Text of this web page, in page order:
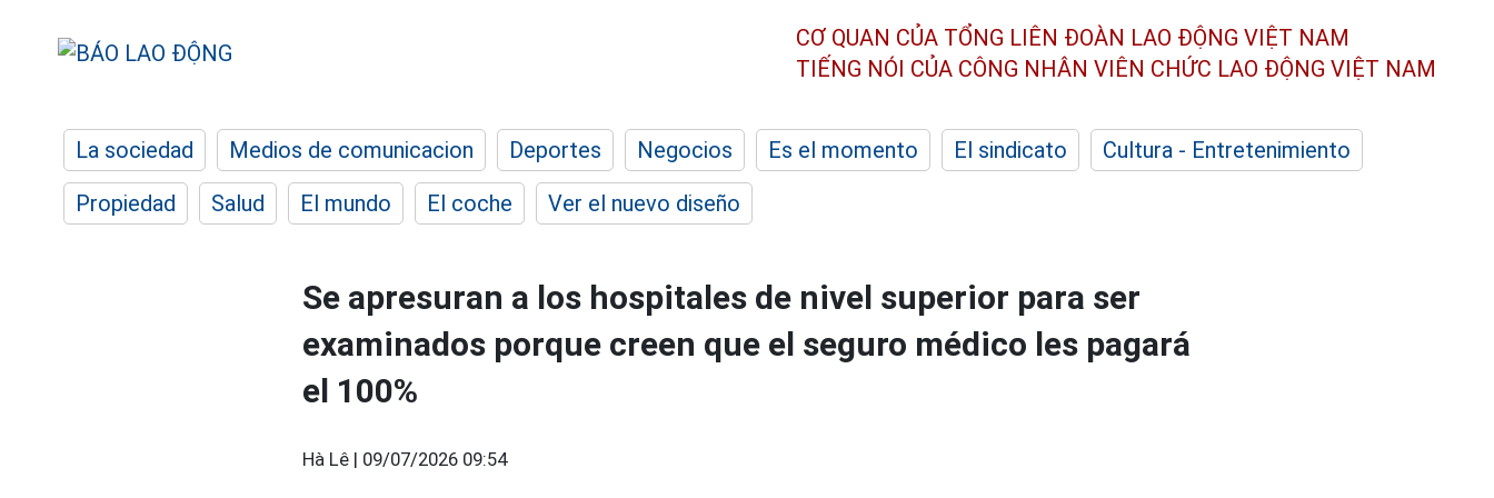
CƠ QUAN CỦA TỔNG LIÊN ĐOÀN LAO ĐỘNG VIỆT NAM
TIẾNG NÓI CỦA CÔNG NHÂN VIÊN CHỨC LAO ĐỘNG VIỆT NAM
La sociedad Medios de comunicacion Deportes Negocios Es el momento El sindicato
Cultura - Entretenimiento
Propiedad
Salud El mundo El coche Ver el nuevo diseño
Se apresuran a los hospitales de nivel superior para ser
examinados porque creen que el seguro médico les pagará
el 100%
Hà Lê | 09/07/2026 09:54